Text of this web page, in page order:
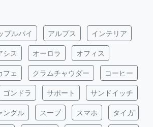
プルパイ アルプス インテリア
シス オーロラ オフィス
フェ クラムチャウダー コーヒー
ゴンドラ サポート サンドイッチ
ングル スープ スマホ タイガ